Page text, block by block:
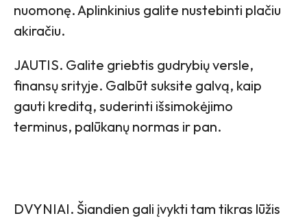
nuomonę. Aplinkinius galite nustebinti plačiu
akiračiu.
JAUTIS. Galite griebtis gudrybių versle,
finansų srityje. Galbūt suksite galvą, kaip
gauti kreditą, suderinti išsimokėjimo
terminus, palūkanų normas ir pan.
DVYNIAI. Šiandien gali įvykti tam tikras lūžis